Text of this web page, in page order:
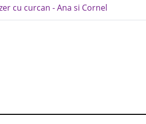
cu curcan - Ana si Cornel